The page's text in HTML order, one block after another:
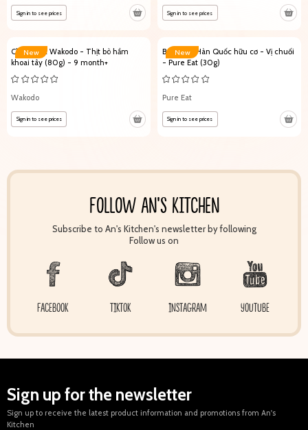
Sign in to see prices Sign in to see prices
New
Cháo Nhật Wakodo - Thịt bò hầm
khoai tây (80g) - 9 month+
Wakodo
Sign in to see prices
New
Bánh gạo Hàn Quốc hữu cơ - Vị chuối
- Pure Eat (30g)
Pure Eat
Sign in to see prices
FOLLOW AN'S KITCHEN
Subscribe to An's Kitchen's newsletter by following
Follow us on
FACEBOOK TIKTOK INSTAGRAM YOUTUBE
Sign up for the newsletter
Sign up to receive the latest product information and promotions from An's
Kitchen